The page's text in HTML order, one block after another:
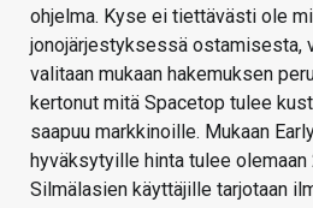
ohjelma. Kyse ei tiettävästi ole
jonojärjestyksessä ostamisesta,
valitaan mukaan hakemuksen
kertonut mitä Spacetop tulee
saapuu markkinoille. Mukaan
hyväksytyille hinta tulee olemaan
Silmälasien käyttäjille tarjotaan